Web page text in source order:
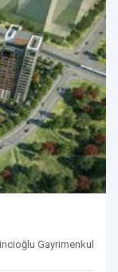
Gayrimenkul